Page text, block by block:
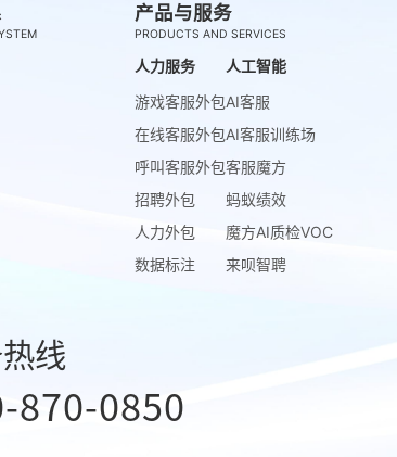
产品与服务
PRODUCTS AND SERVICES
人力服务
游戏客服外包
在线客服外包
呼叫客服外包
招聘外包
人力外包
数据标注
人工智能
AI客服
AI客服训练场
客服魔方
蚂蚁绩效
魔方AI质检VOC
来呗智聘
线
870-0850